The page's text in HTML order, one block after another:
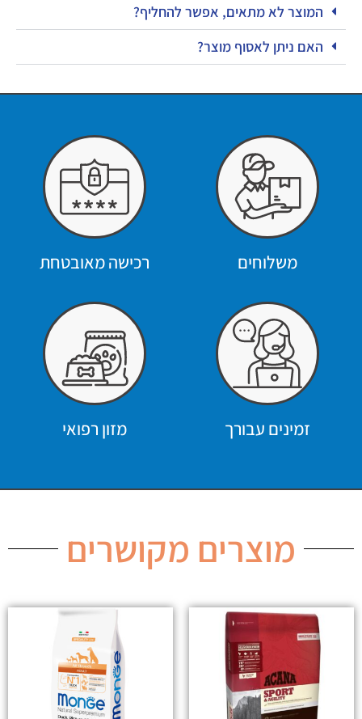
המוצר לא מתאים, אפשר להחליף?
האם ניתן לאסוף מוצר?
משלוחים רכישה מאובטחת
זמינים עבורך מזון רפואי
מוצרים מקושרים